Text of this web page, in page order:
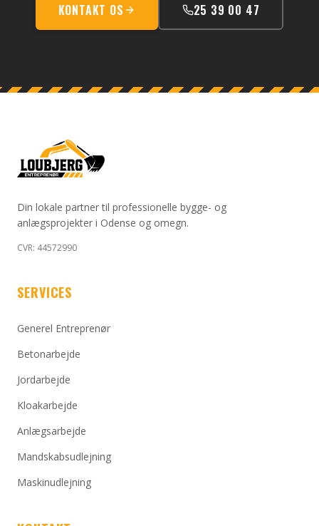
KONTAKT OS 25 39 00 47
Din lokale partner til professionelle bygge- og
anlægsprojekter i Odense og omegn.
CVR: 44572990
SERVICES
Generel Entreprenør
Betonarbejde
Jordarbejde
Kloakarbejde
Anlægsarbejde
Mandskabsudlejning
Maskinudlejning